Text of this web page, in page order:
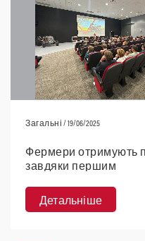
Загальні / 19/06/2025
Фермери отримують
завдяки першим
Детальніше